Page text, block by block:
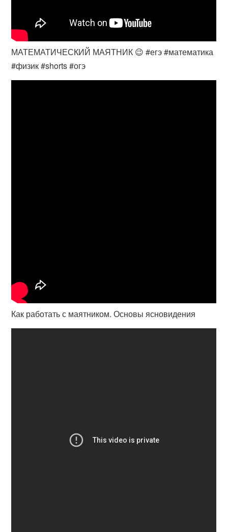
МАТЕМАТИЧЕСКИЙ МАЯТНИК 😉 #егэ #математика
#физик #shorts #огэ
Как работать с маятником. Основы ясновидения